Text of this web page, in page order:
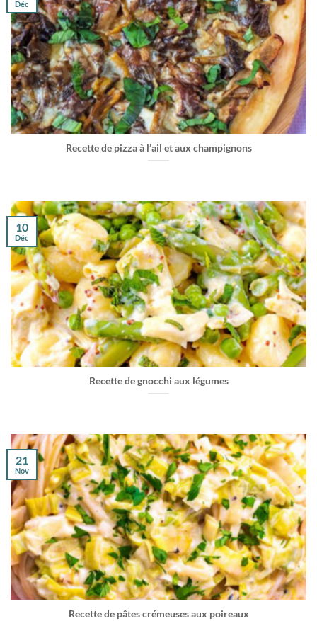
Recette de pizza à l’ail et aux champignons
Déc
Recette de gnocchi aux légumes
10
Déc
Recette de pâtes crémeuses aux poireaux
21
Nov